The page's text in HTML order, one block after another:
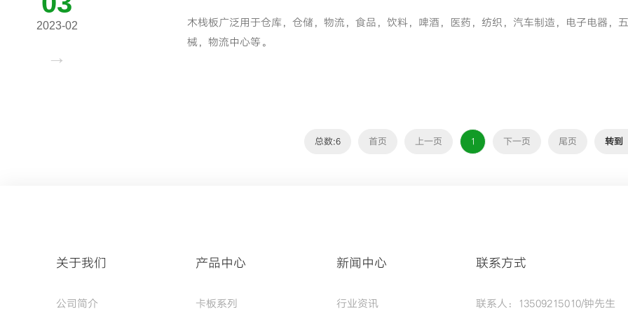
2023-02
木栈板广泛用于仓库，仓储，物流，食品，饮料，啤酒，医药，纺织，汽车制造，电子电器，
械，物流中心等。
总数:6 首页 上一页 1 下一页 尾页 转到
关于我们
公司简介
产品中心
卡板系列
新闻中心
行业资讯
联系方式
联系人：13509215010/钟先生